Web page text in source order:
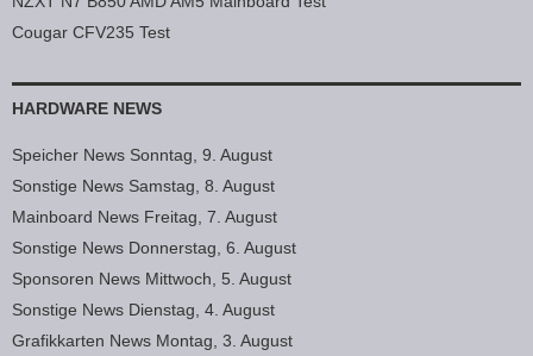
Cougar CFV235 Test
HARDWARE NEWS
Speicher News Sonntag, 9. August
Sonstige News Samstag, 8. August
Mainboard News Freitag, 7. August
Sonstige News Donnerstag, 6. August
Sponsoren News Mittwoch, 5. August
Sonstige News Dienstag, 4. August
Grafikkarten News Montag, 3. August